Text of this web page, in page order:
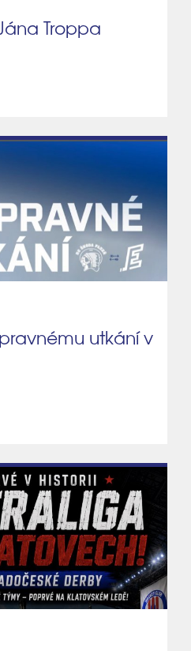
Troppa
utkání v